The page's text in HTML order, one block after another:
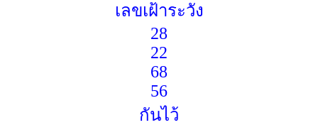
เลขเฝ้าระวัง
28
22
68
56
กันไว้